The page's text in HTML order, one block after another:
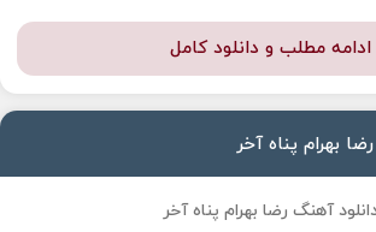
ادامه مطلب و دانلود کامل
بهرام پناه آخر
آهنگ رضا بهرام پناه آخر